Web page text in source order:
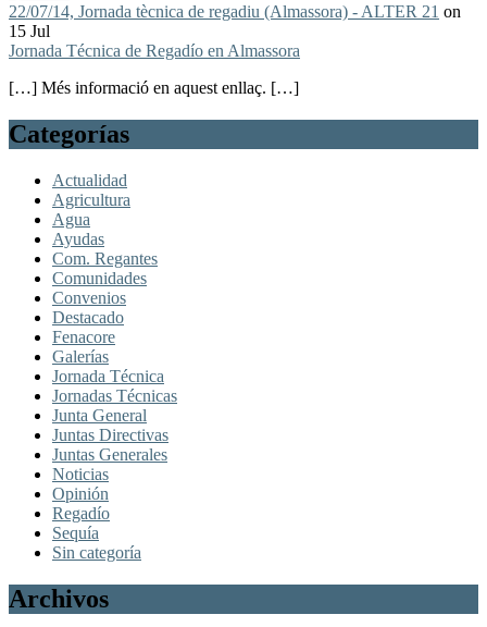
22/07/14, Jornada tècnica de regadiu (Almassora) - ALTER 21 on
15 Jul
Jornada Técnica de Regadío en Almassora
[…] Més informació en aquest enllaç. […]
Categorías
Actualidad
Agricultura
Agua
Ayudas
Com. Regantes
Comunidades
Convenios
Destacado
Fenacore
Galerías
Jornada Técnica
Jornadas Técnicas
Junta General
Juntas Directivas
Juntas Generales
Noticias
Opinión
Regadío
Sequía
Sin categoría
Archivos